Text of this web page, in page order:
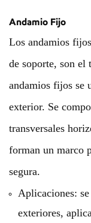
Andamio Fijo
Los andamios
de soporte, son el
andamios fijos se
exterior. Se
transversales
forman un marco
segura.
Aplicaciones:
exteriores,